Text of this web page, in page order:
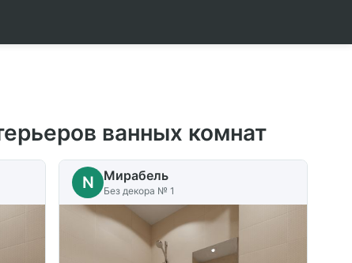
ванных комнат
N Мирабель
Без декора № 1